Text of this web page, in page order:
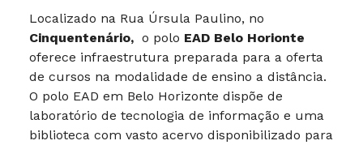
Localizado na Rua Úrsula Paulino, no
Cinquentenário, o polo EAD Belo Horionte
oferece infraestrutura preparada para a oferta
de cursos na modalidade de ensino a distância.
O polo EAD em Belo Horizonte dispõe de
laboratório de tecnologia de informação e uma
biblioteca com vasto acervo disponibilizado para